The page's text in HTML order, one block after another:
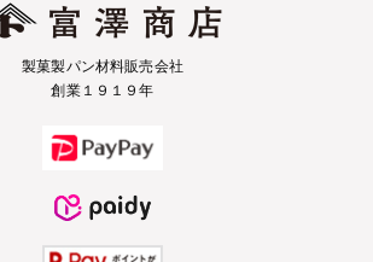
製菓製パン材料販売会社
創業１９１９年